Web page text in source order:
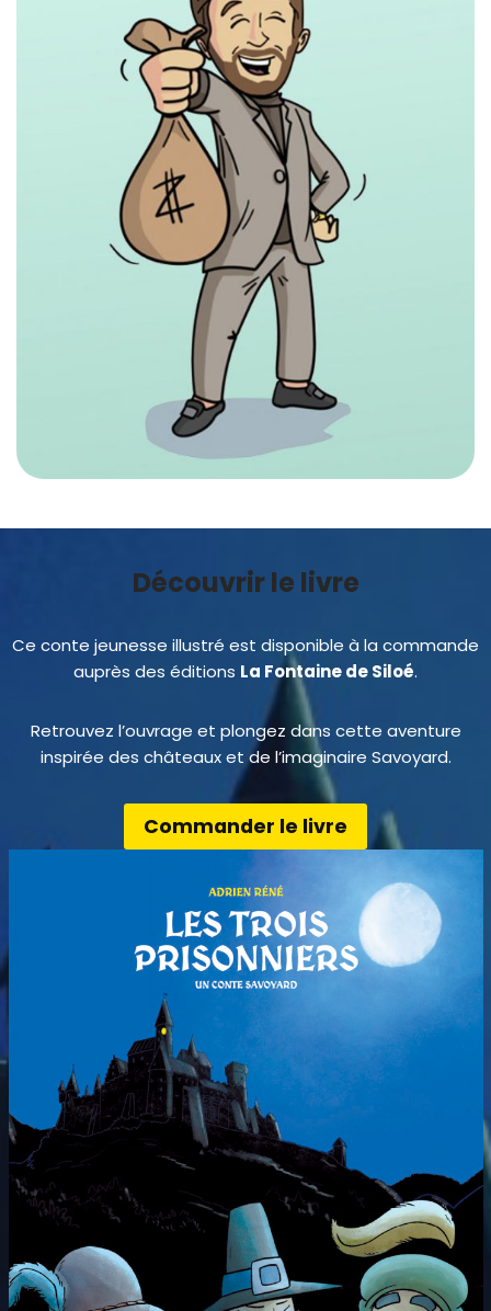
Découvrir le livre
Ce conte jeunesse illustré est disponible à la commande
auprès des éditions La Fontaine de Siloé.
Retrouvez l’ouvrage et plongez dans cette aventure
inspirée des châteaux et de l’imaginaire Savoyard.
Commander le livre